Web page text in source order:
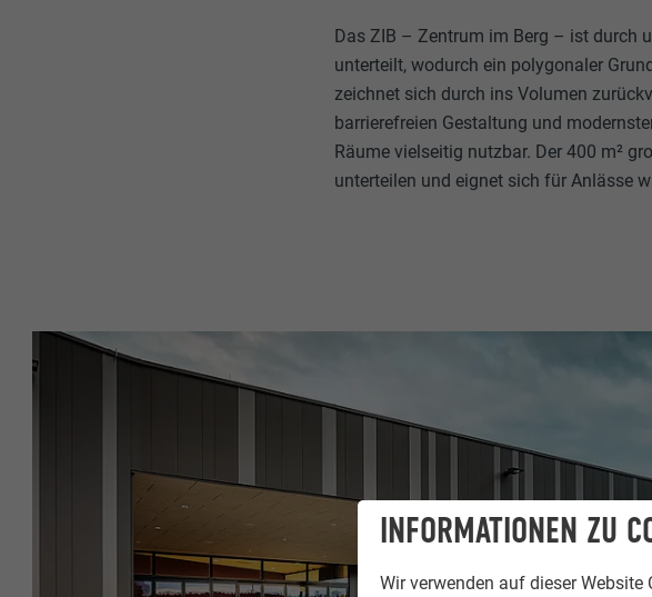
INFORMATIONEN ZU
Wir verwenden auf dieser
Das ZIB – Zentrum im Berg – ist durch
unterteilt, wodurch ein polygonaler
zeichnet sich durch ins Volumen
barrierefreien Gestaltung und
Räume vielseitig nutzbar. Der 400 m²
unterteilen und eignet sich für Anlässe